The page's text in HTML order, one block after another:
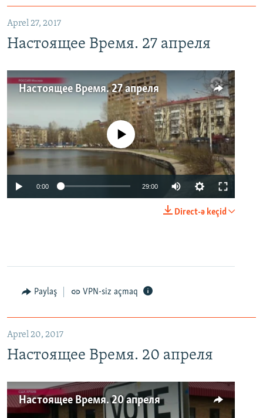
Aprel 27, 2017
Настоящее Время. 27 апреля
Настоящее Время. 27 апреля
No media source currently available
0:00 29:00
Direct-ə keçid
Paylaş VPN-siz açmaq
Aprel 20, 2017
Настоящее Время. 20 апреля
Настоящее Время. 20 апреля